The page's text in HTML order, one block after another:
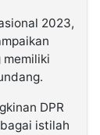
2023,
memiliki
DPR
istilah